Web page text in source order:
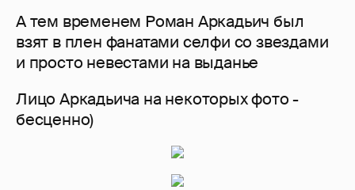
А тем временем Роман Аркадьич был
взят в плен фанатами селфи со звездами
и просто невестами на выданье
Лицо Аркадьича на некоторых фото -
бесценно)